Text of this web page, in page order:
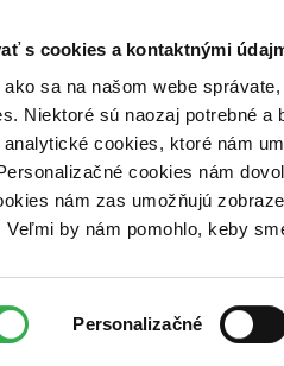
s cookies a kontaktnými
sa na našom webe
Niektoré sú naozaj potrebné
cookies, ktoré nám
cookies nám
nám zas umožňujú
by nám pomohlo, keby
Personalizačné
Kontakt